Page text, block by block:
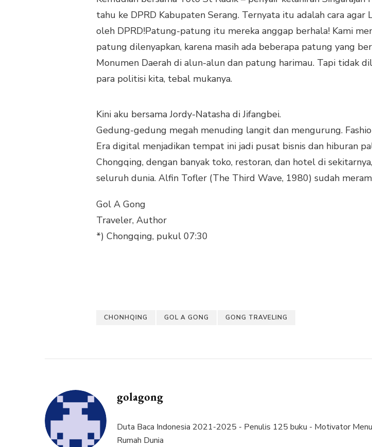
tahu ke DPRD Kabupaten Serang. Ternyata itu adalah cara agar
oleh DPRD!Patung-patung itu mereka anggap berhala! Kami
patung dilenyapkan, karena masih ada beberapa patung yang
Monumen Daerah di alun-alun dan patung harimau. Tapi tidak
para politisi kita, tebal mukanya.
Kini aku bersama Jordy-Natasha di Jifangbei.
Gedung-gedung megah menuding langit dan mengurung.
Era digital menjadikan tempat ini jadi pusat bisnis dan hiburan
Chongqing, dengan banyak toko, restoran, dan hotel di
seluruh dunia. Alfin Tofler (The Third Wave, 1980) sudah
Gol A Gong
Traveler, Author
*) Chongqing, pukul 07:30
CHONHQING GOL A GONG GONG TRAVELING
golagong
Duta Baca Indonesia 2021-2025 - Penulis 125 buku - Motivator
Rumah Dunia